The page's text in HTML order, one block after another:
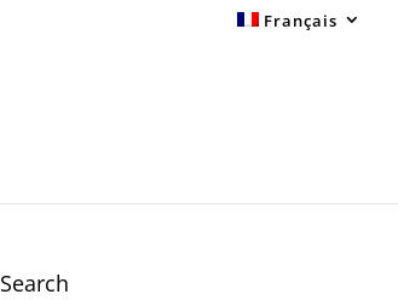
Français
Search